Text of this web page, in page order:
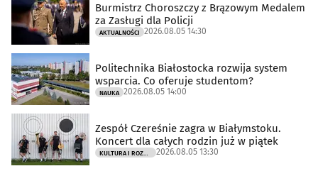
Burmistrz Choroszczy z Brązowym Medalem
za Zasługi dla Policji
AKTUALNOŚCI 2026.08.05 14:30
Politechnika Białostocka rozwija system
wsparcia. Co oferuje studentom?
NAUKA 2026.08.05 14:00
Zespół Czereśnie zagra w Białymstoku.
Koncert dla całych rodzin już w piątek
2026.08.05 13:30